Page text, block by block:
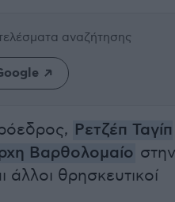
αναζήτησης
Ρετζέπ Ταγίπ
Βαρθολομαίο στην
θρησκευτικοί